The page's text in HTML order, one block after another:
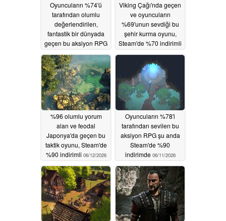
Oyuncuların %74'ü
tarafından olumlu
değerlendirilen,
fantastik bir dünyada
geçen bu aksiyon RPG
oyunu Steam'de %85
indirimli06/14/2026
Viking Çağı'nda geçen
ve oyuncuların
%69'unun sevdiği bu
şehir kurma oyunu,
Steam'de %70 indirimli
06/13/2026
%96 olumlu yorum
alan ve feodal
Japonya'da geçen bu
taktik oyunu, Steam'de
%90 indirimli 06/12/2026
Oyuncuların %78'i
tarafından sevilen bu
aksiyon RPG şu anda
Steam'de %90
indirimde 06/11/2026